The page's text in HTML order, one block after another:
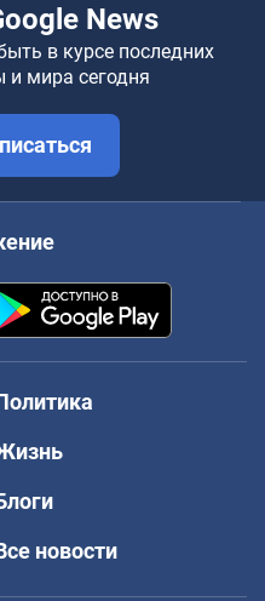
News
в курсе последних
и мира сегодня
новости